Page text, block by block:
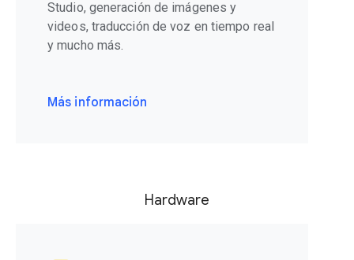
Studio, generación de imágenes y
videos, traducción de voz en tiempo real
y mucho más.
Más información
Hardware